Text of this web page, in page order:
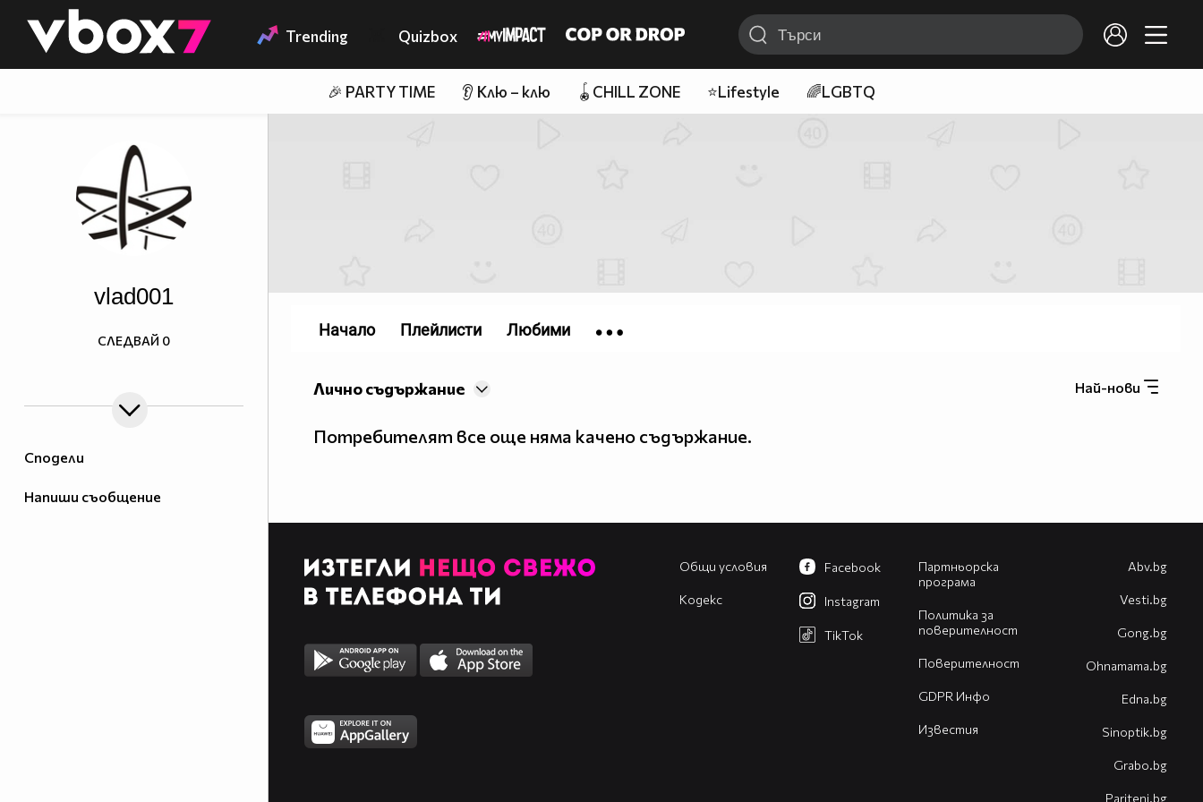
👾 Trending Quizbox
🎉 PARTY TIME 👂 Клю – клю 🪀CHILL ZONE ⭐Lifestyle 🌈LGBTQ
Сподели
Напиши съобщение
vlad001
СЛЕДВАЙ 0
Най-нови
Лично съдържание
Потребителят все още няма качено съдържание.
Начало Плейлисти Любими
Общи условия
Кодекс
Партньорска
програма
Политика за
поверителност
Поверителност
GDPR Инфо
Известия
Facebook
Instagram
TikTok
Abv.bg
Vesti.bg
Gong.bg
Оhnamama.bg
Edna.bg
Sinoptik.bg
Grabo.bg
Pariteni.bg